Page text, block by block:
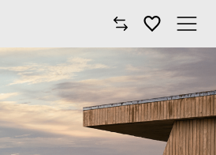
Caetano
Comprar BMW
Modelos BMW